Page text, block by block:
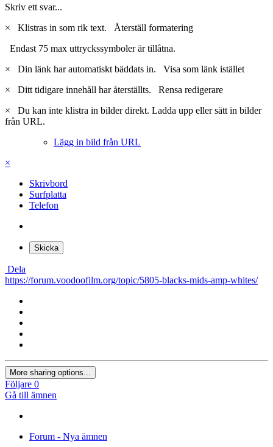
Skriv ett svar...
×
Klistras in som rik text. Återställ formatering
Endast 75 max uttryckssymboler är tillåtna.
×
Din länk har automatiskt bäddats in. Visa som länk istället
×
Ditt tidigare innehåll har återställts. Rensa redigerare
×
Du kan inte klistra in bilder direkt. Ladda upp eller sätt in bilder
från URL.
Lägg in bild från URL
×
Skrivbord
Surfplatta
Telefon
Skicka
Dela
https://forum.voodoofilm.org/topic/5805-blacks-mids-amp-whites/
More sharing options...
Följare 0
Gå till ämnen
Forum - Nya ämnen